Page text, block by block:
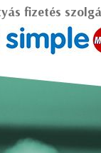
fizetés